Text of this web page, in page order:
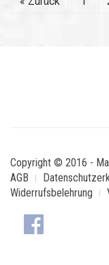
Copyright © 2016 -
AGB
Widerrufsbelehrung